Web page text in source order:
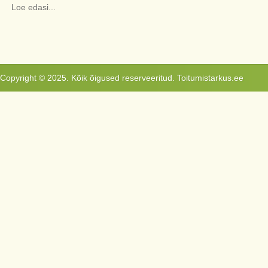
Loe edasi...
Copyright © 2025. Kõik õigused reserveeritud. Toitumistarkus.ee